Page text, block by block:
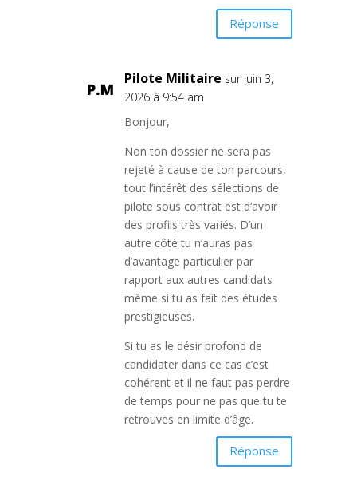
Réponse
Pilote Militaire sur juin 3,
2026 à 9:54 am
Bonjour,
Non ton dossier ne sera pas
rejeté à cause de ton parcours,
tout l’intérêt des sélections de
pilote sous contrat est d’avoir
des profils très variés. D’un
autre côté tu n’auras pas
d’avantage particulier par
rapport aux autres candidats
même si tu as fait des études
prestigieuses.
Si tu as le désir profond de
candidater dans ce cas c’est
cohérent et il ne faut pas perdre
de temps pour ne pas que tu te
retrouves en limite d’âge.
Réponse